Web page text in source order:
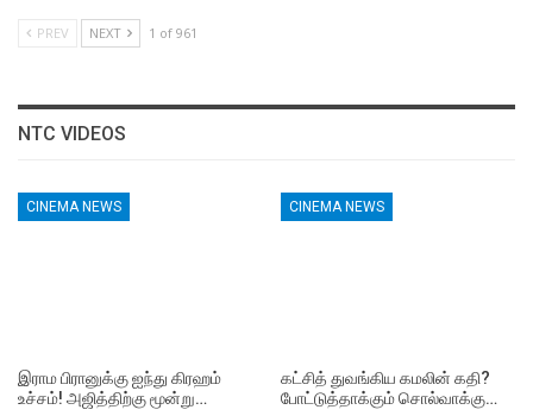
PREV NEXT 1 of 961
NTC VIDEOS
CINEMA NEWS
இராம பிரானுக்கு ஐந்து கிரஹம்
உச்சம்! அஜித்திற்கு மூன்று…
CINEMA NEWS
கட்சித் துவங்கிய கமலின் கதி?
போட்டுத்தாக்கும் சொல்வாக்கு…